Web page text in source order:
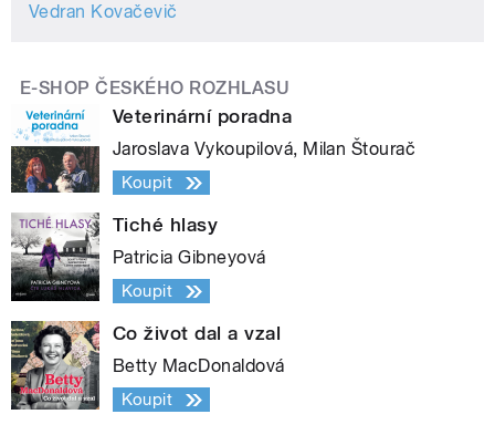
Vedran Kovačevič
E-SHOP ČESKÉHO ROZHLASU
Veterinární poradna
Jaroslava Vykoupilová, Milan Štourač
Koupit
Tiché hlasy
Patricia Gibneyová
Koupit
Co život dal a vzal
Betty MacDonaldová
Koupit